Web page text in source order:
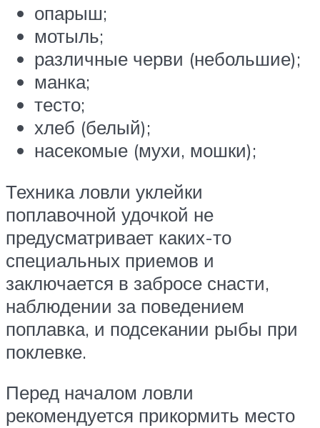
опарыш;
мотыль;
различные черви (небольшие);
манка;
тесто;
хлеб (белый);
насекомые (мухи, мошки);
Техника ловли уклейки
поплавочной удочкой не
предусматривает каких-то
специальных приемов и
заключается в забросе снасти,
наблюдении за поведением
поплавка, и подсекании рыбы при
поклевке.
Перед началом ловли
рекомендуется прикормить место